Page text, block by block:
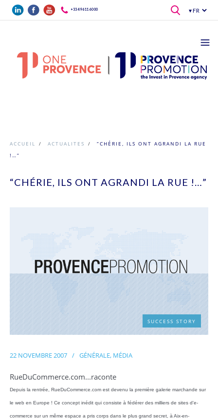
Aller au contenu principal
+33 4 96 11 60 00
ACCUEIL / ACTUALITES /
“CHÉRIE, ILS ONT AGRANDI LA RUE
!…”
“CHÉRIE, ILS ONT AGRANDI LA RUE !…”
SUCCESS STORY
22 NOVEMBRE 2007 / GÉNÉRALE, MÉDIA
RueDuCommerce.com...raconte
Depuis la rentrée, RueDuCommerce.com est devenu la première galerie marchande sur
le web en Europe ! Ce concept inédit qui consiste à fédérer des milliers de sites d'e-
commerce sur un même espace a pris corps dans le plus grand secret, à Aix-en-